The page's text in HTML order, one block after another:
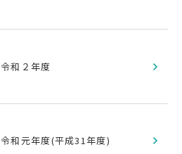
令和２年度
令和元年度(平成31年度)